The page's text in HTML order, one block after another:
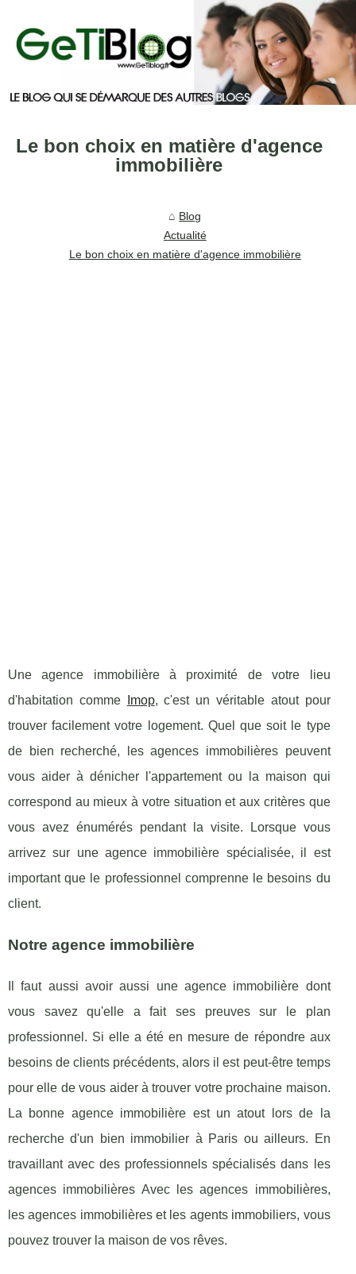
Le bon choix en matière d'agence
immobilière
Blog
Actualité
Le bon choix en matière d'agence immobilière
Une agence immobilière à proximité de votre lieu
d'habitation comme
Imop, c'est un véritable atout pour
trouver facilement votre logement. Quel que soit le type
de bien recherché, les agences immobilières peuvent
vous aider à dénicher l'appartement ou la maison qui
correspond au mieux à votre situation et aux critères que
vous avez énumérés pendant la visite. Lorsque vous
arrivez sur une agence immobilière spécialisée, il est
important que le professionnel comprenne le besoins du
client.
Notre agence immobilière
Il faut aussi avoir aussi une agence immobilière dont
vous savez qu'elle a fait ses preuves sur le plan
professionnel. Si elle a été en mesure de répondre aux
besoins de clients précédents, alors il est peut-être temps
pour elle de vous aider à trouver votre prochaine maison.
La bonne agence immobilière est un atout lors de la
recherche d'un bien immobilier à Paris ou ailleurs. En
travaillant avec des professionnels spécialisés dans les
agences immobilières Avec les agences immobilières,
les agences immobilières et les agents immobiliers, vous
pouvez trouver la maison de vos rêves.